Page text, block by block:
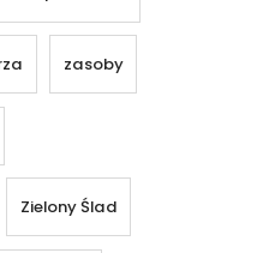
zasoby
Zielony Ślad